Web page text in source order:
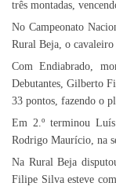
três montadas,
No Campeonato
Rural Beja, o
Com Endiabrado,
Debutantes, Gilberto
33 pontos, fazendo o
Em 2.º terminou
Rodrigo Maurício, na
Na Rural Beja
Filipe Silva esteve